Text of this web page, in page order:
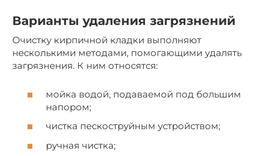
Варианты удаления загрязнений
Очистку кирпичной кладки выполняют
несколькими методами, помогающими удалять
загрязнения. К ним относятся:
мойка водой, подаваемой под большим
напором;
чистка пескоструйным устройством;
ручная чистка;